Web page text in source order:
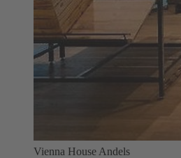
Vienna House Andels